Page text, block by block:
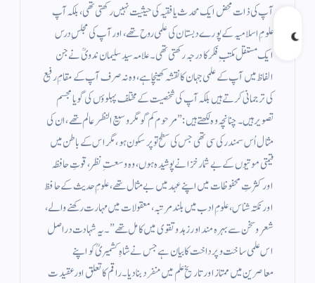
آپ کی ذات محض ایک محدث یا فقیہ کی حیثیت نہیں رکھتی تھی، بلکہ آپ
علومِ اسلامیہ کے پورے دبستان کی علمی روح تھے، اور آپ کی مجلسِ درس
ایک مستقل مکتبِ فکر کا درجہ رکھتی تھی۔ علامہ سید سلیمان ندویؒ نے جن
الفاظ میں آپ کے علمی جہان کا نقشہ کھینچا ہے، وہ نہ صرف آپ کے مقامِ رفیع
کی ترجمانی کرتے ہیں بلکہ آپ کی شخصیت کے مختلف پہلوؤں کی گویا مجسم
تصویر ہیں۔ چنانچہ وہ لکھتے ہیں:”مرحوم کم گو مگر وسیع النظر عالم تھے، ان کی
مثال اُس سمندر کی سی تھی جس کی سطح تو پرسکون ہو، مگر اس کے باطن میں
قیمتی موتیوں کے بے شمار خزانے پوشیدہ ہوں، وہ وسعتِ نظر، قوتِ حافظہ
اور کثرتِ محفوظات میں اپنے عہد میں بے مثال تھے، علومِ حدیث کے حافظ
اور نکتہ شناس، علومِ ادب میں بلند مرتبہ، معقولات میں مہارت رکھنے والے،
شعر و سخن سے بہرہ مند اور زہد و تقوى میں کامل تھے” ۔ یہ شہادت دراصل
اس علمی ساخت و پرداخت کا بیان ہے جس نے شاہِ کشمیریؒ کو اپنے
معاصرین میں ممتاز اور تاریخِ علم میں منفرد بنا دیا۔راقم کا تعلق اور عقیدت